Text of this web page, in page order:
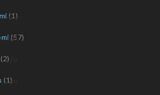
(1)
(57)
(2)
(1)